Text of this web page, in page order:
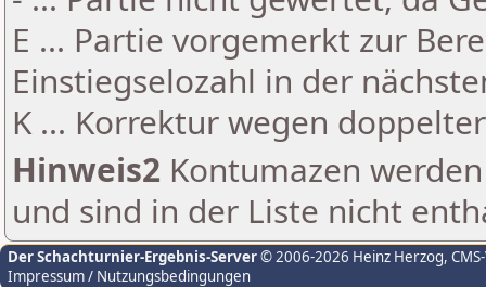
E ... Partie vorgemerkt zur
Einstiegselozahl in der
K ... Korrektur wegen
Hinweis2 Kontumazen
und sind in der Liste nicht
Der Schachturnier-Ergebnis-Server© 2006-2026 Heinz Herzog,
Impressum / Nutzungsbedingungen